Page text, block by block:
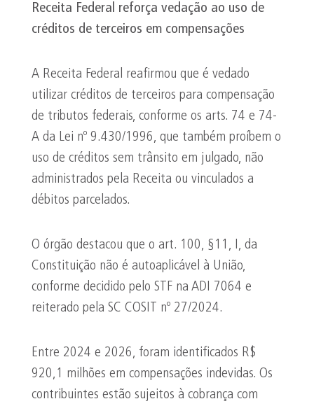
Receita Federal reforça vedação ao uso de
créditos de terceiros em compensações
A Receita Federal reafirmou que é vedado
utilizar créditos de terceiros para compensação
de tributos federais, conforme os arts. 74 e 74-
A da Lei nº 9.430/1996, que também proíbem o
uso de créditos sem trânsito em julgado, não
administrados pela Receita ou vinculados a
débitos parcelados.
O órgão destacou que o art. 100, §11, I, da
Constituição não é autoaplicável à União,
conforme decidido pelo STF na ADI 7064 e
reiterado pela SC COSIT nº 27/2024.
Entre 2024 e 2026, foram identificados R$
920,1 milhões em compensações indevidas. Os
contribuintes estão sujeitos à cobrança com